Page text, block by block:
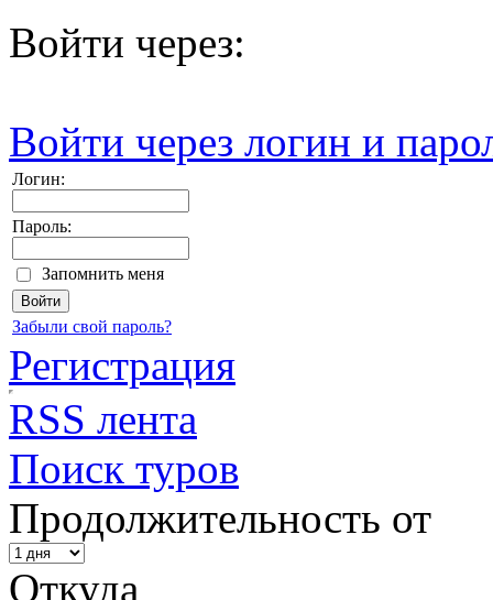
Войти через:
Войти через логин и
Логин:
Пароль:
Запомнить меня
Забыли свой пароль?
Регистрация
RSS лента
Поиск туров
Продолжительность от
Откуда